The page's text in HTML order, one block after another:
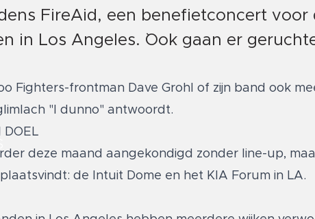
FireAid, een benefietconcert voor
in Los Angeles. `Ook gaan er
Fighters-frontman Dave Grohl of zijn band ook
"I dunno" antwoordt.
DOEL
deze maand aangekondigd zonder line-up,
de Intuit Dome en het KIA Forum in LA.